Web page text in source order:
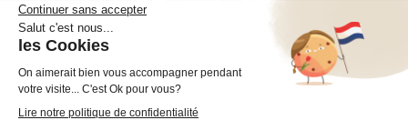

INFORMATIONS